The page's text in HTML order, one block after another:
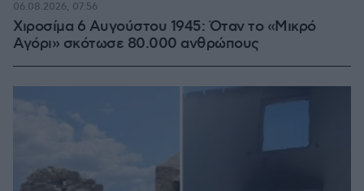
Χιροσίμα 6 Αυγούστου 1945: Όταν το «Μικρό
Αγόρι» σκότωσε 80.000 ανθρώπους
06.08.2026, 07:56